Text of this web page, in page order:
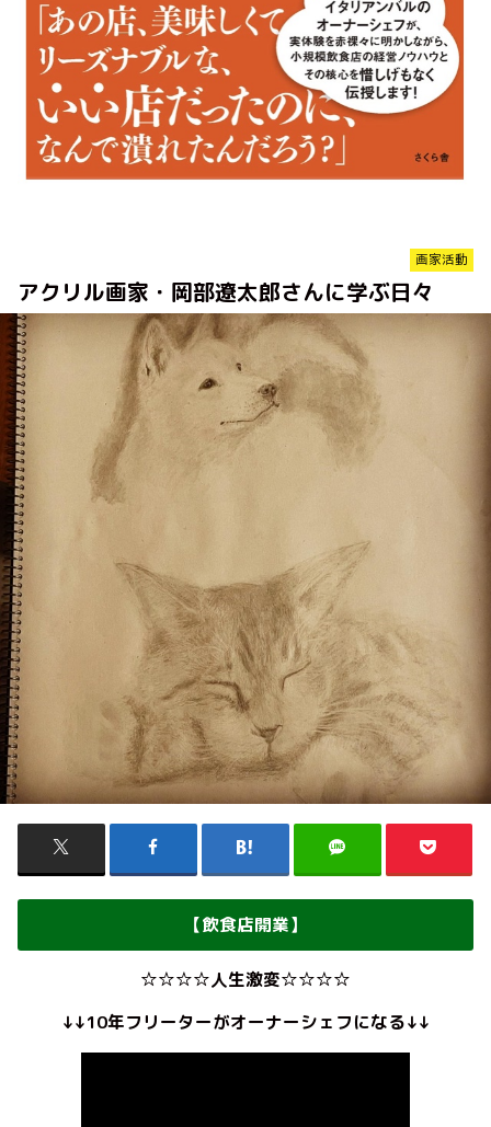
画家活動
アクリル画家・岡部遼太郎さんに学ぶ日々
【飲食店開業】
☆☆☆☆人生激変☆☆☆☆
↓↓10年フリーターがオーナーシェフになる↓↓